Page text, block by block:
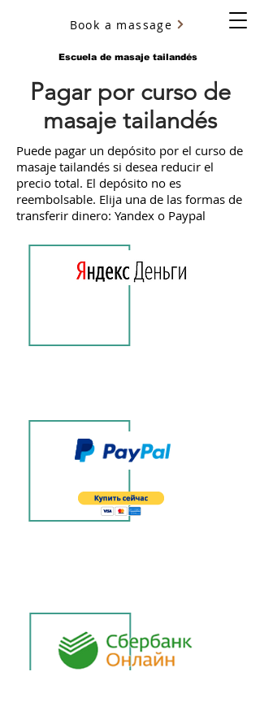
Escuela de masaje tailandés
YURY ULYANOV
Book a massage
Pagar por curso de
masaje tailandés
Puede pagar un depósito por el curso de
masaje tailandés si desea reducir el
precio total. El depósito no es
reembolsable. Elija una de las formas de
transferir dinero: Yandex o Paypal